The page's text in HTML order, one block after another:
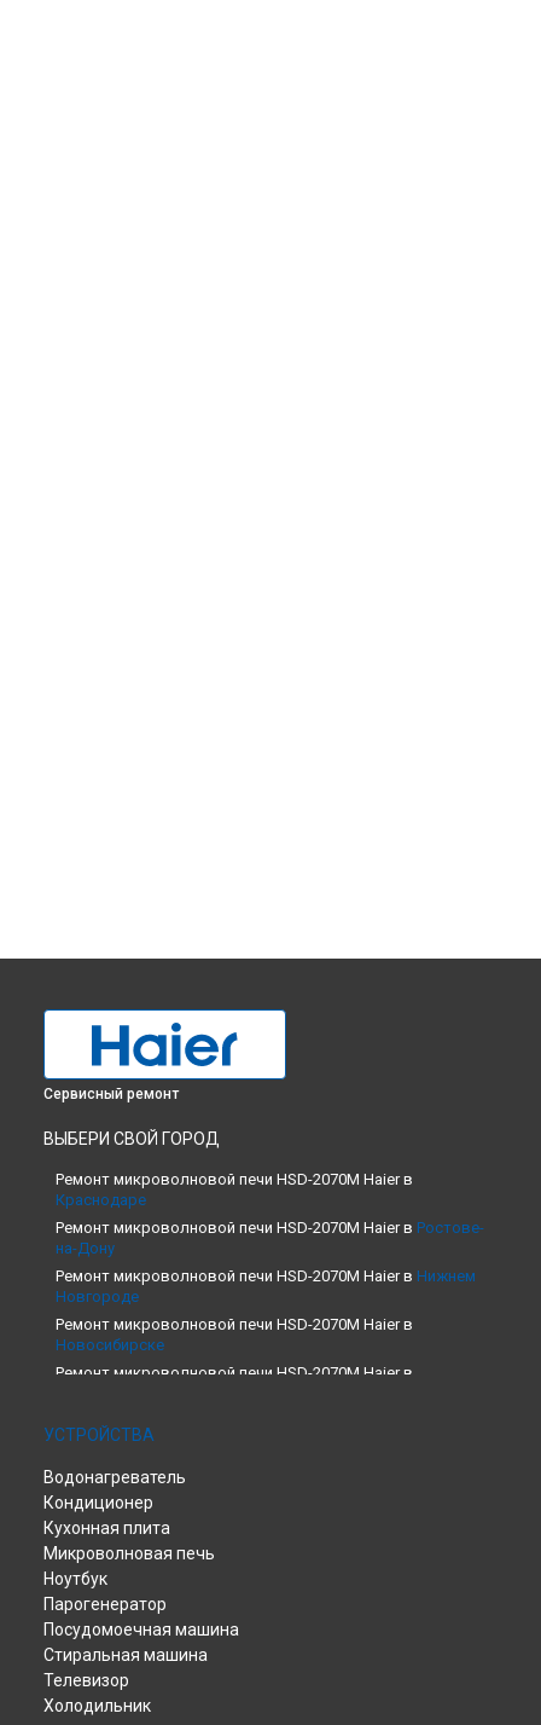
Сервисный ремонт
ВЫБЕРИ СВОЙ ГОРОД
Ремонт микроволновой печи HSD-2070M Haier в
Краснодаре
Ремонт микроволновой печи HSD-2070M Haier в Ростове-
на-Дону
Ремонт микроволновой печи HSD-2070M Haier в Нижнем
Новгороде
Ремонт микроволновой печи HSD-2070M Haier в
Новосибирске
Ремонт микроволновой печи HSD-2070M Haier в
Ремонт микроволновой печи HSD-2070M Haier в
Ремонт микроволновой печи HSD-2070M Haier в
Петербурге
УСТРОЙСТВА
Водонагреватель
Кондиционер
Кухонная плита
Микроволновая печь
Ноутбук
Парогенератор
Посудомоечная машина
Стиральная машина
Телевизор
Холодильник